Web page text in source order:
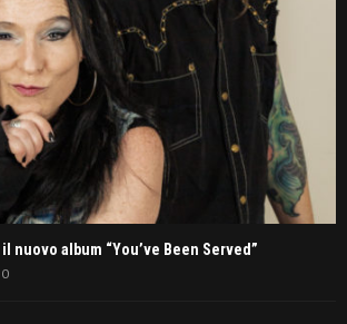
il nuovo album “You’ve Been Served”
0